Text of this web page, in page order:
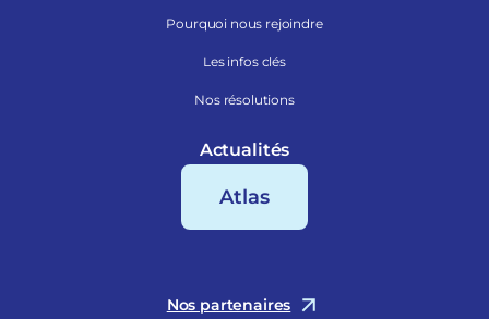
Pourquoi nous rejoindre
Les infos clés
Nos résolutions
Actualités
Atlas
Nos partenaires